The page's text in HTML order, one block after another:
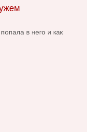
в него и как